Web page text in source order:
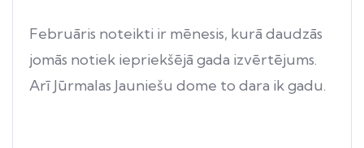
Februāris noteikti ir mēnesis, kurā daudzās
jomās notiek iepriekšējā gada izvērtējums.
Arī Jūrmalas Jauniešu dome to dara ik gadu.